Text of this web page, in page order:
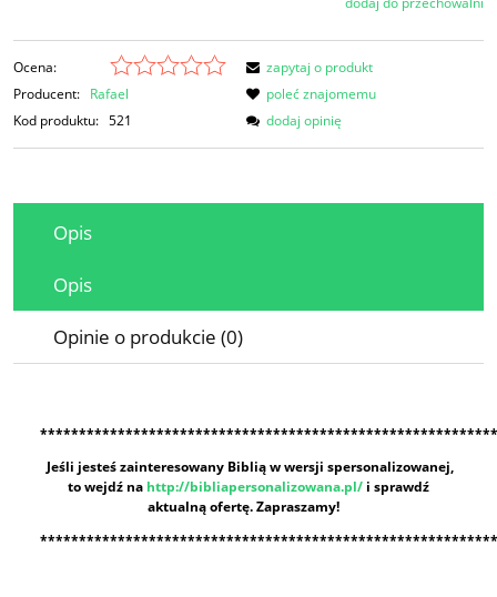
Ocena:
Producent: Rafael
Kod produktu: 521
zapytaj o produkt
poleć znajomemu
dodaj opinię
Opis
Opis
Opinie o produkcie (0)
Jeśli jesteś zainteresowany Biblią w wersji spersonalizowanej,
to wejdź na http://bibliapersonalizowana.pl/ i sprawdź
aktualną ofertę. Zapraszamy!